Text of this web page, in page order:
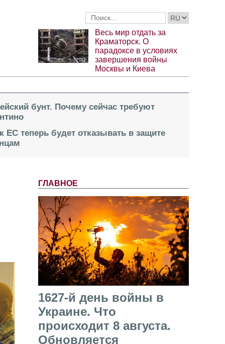
Весь мир отдать за
Краматорск. О
парадоксе в условиях
завершения войны
Москвы и Киева
бунт. Почему сейчас требуют
ЕС теперь будет отказывать в защите
ГЛАВНОЕ
1627-й день войны в
Украине. Что
происходит 8 августа.
Обновляется